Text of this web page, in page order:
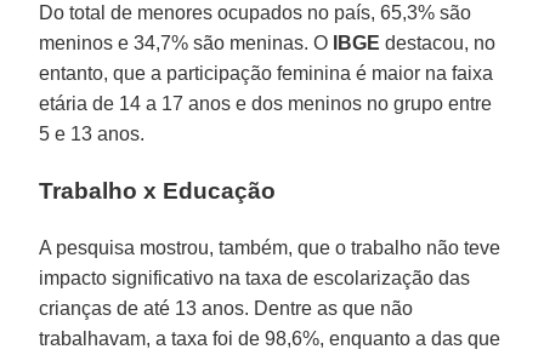
Do total de menores ocupados no país, 65,3% são
meninos e 34,7% são meninas. O
IBGE destacou, no
entanto, que a participação feminina é maior na faixa
etária de 14 a 17 anos e dos meninos no grupo entre
5 e 13 anos.
Trabalho x Educação
A pesquisa mostrou, também, que o trabalho não teve
impacto significativo na taxa de escolarização das
crianças de até 13 anos. Dentre as que não
trabalhavam, a taxa foi de 98,6%, enquanto a das que